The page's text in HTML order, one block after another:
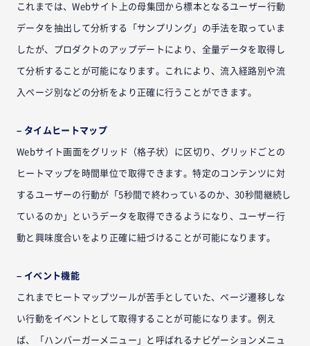
これまでは、Webサイト上の母集団から標本となるユーザー行動
データを抽出して分析する「サンプリング」の手法を取っていま
したが、プロダクトのアップデートにより、全量データを取得し
て分析することが可能になります。これにより、流入経路別や流
入ページ別などの分析をより正確に行うことができます。
– タイムヒートマップ
Webサイト画面をグリッド（格子状）に区切り、グリッドごとの
ヒートマップを時間単位で取得できます。特定のコンテンツに対
するユーザーの行動が「5秒間で終わっているのか、30秒間継続し
ているのか」というデータを取得できるようになり、ユーザー行
動と興味度合いをより正確に紐づけることが可能になります。
– イベント機能
これまでヒートマップツールが苦手としていた、ページ遷移しな
い行動をイベントとして取得することが可能になります。例え
ば、「ハンバーガーメニュー」と呼ばれるナビゲーションメニュ